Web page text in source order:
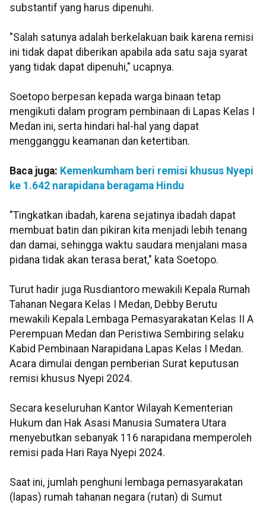
substantif yang harus dipenuhi.
"Salah satunya adalah berkelakuan baik karena remisi
ini tidak dapat diberikan apabila ada satu saja syarat
yang tidak dapat dipenuhi," ucapnya.
Soetopo berpesan kepada warga binaan tetap
mengikuti dalam program pembinaan di Lapas Kelas I
Medan ini, serta hindari hal-hal yang dapat
mengganggu keamanan dan ketertiban.
Baca juga: Kemenkumham beri remisi khusus Nyepi
ke 1.642 narapidana beragama Hindu
"Tingkatkan ibadah, karena sejatinya ibadah dapat
membuat batin dan pikiran kita menjadi lebih tenang
dan damai, sehingga waktu saudara menjalani masa
pidana tidak akan terasa berat," kata Soetopo.
Turut hadir juga Rusdiantoro mewakili Kepala Rumah
Tahanan Negara Kelas I Medan, Debby Berutu
mewakili Kepala Lembaga Pemasyarakatan Kelas II A
Perempuan Medan dan Peristiwa Sembiring selaku
Kabid Pembinaan Narapidana Lapas Kelas I Medan.
Acara dimulai dengan pemberian Surat keputusan
remisi khusus Nyepi 2024.
Secara keseluruhan Kantor Wilayah Kementerian
Hukum dan Hak Asasi Manusia Sumatera Utara
menyebutkan sebanyak 116 narapidana memperoleh
remisi pada Hari Raya Nyepi 2024.
Saat ini, jumlah penghuni lembaga pemasyarakatan
(lapas) rumah tahanan negara (rutan) di Sumut